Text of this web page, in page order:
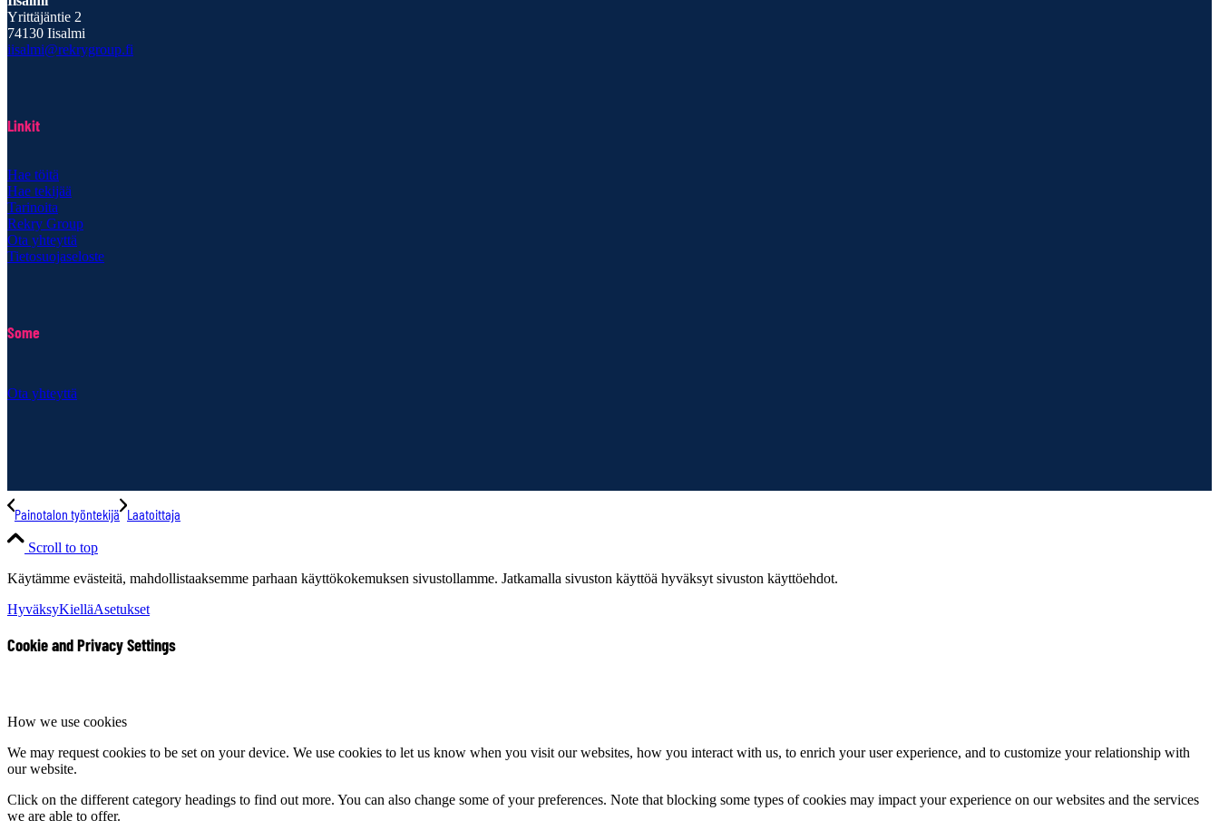
Yrittäjäntie 2
74130 Iisalmi
iisalmi@rekrygroup.fi
Linkit
Hae töitä
Hae tekijää
Tarinoita
Rekry Group
Ota yhteyttä
Tietosuojaseloste
Some
Ota yhteyttä
Painotalon työntekijä Laatoittaja
Scroll to top
Käytämme evästeitä, mahdollistaaksemme parhaan käyttökokemuksen sivustollamme. Jatkamalla sivuston käyttöä hyväksyt sivuston käyttöehdot.
HyväksyKielläAsetukset
Cookie and Privacy Settings
How we use cookies
We may request cookies to be set on your device. We use cookies to let us know when you visit our websites, how you interact with us, to enrich your user experience, and to customize your relationship with
our website.
Click on the different category headings to find out more. You can also change some of your preferences. Note that blocking some types of cookies may impact your experience on our websites and the services
we are able to offer.